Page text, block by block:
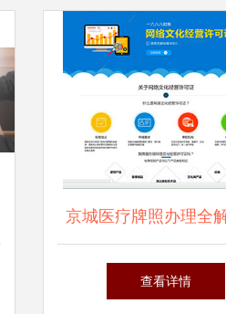
京城医疗牌照办理全
代办到变更的一站式
查看详情